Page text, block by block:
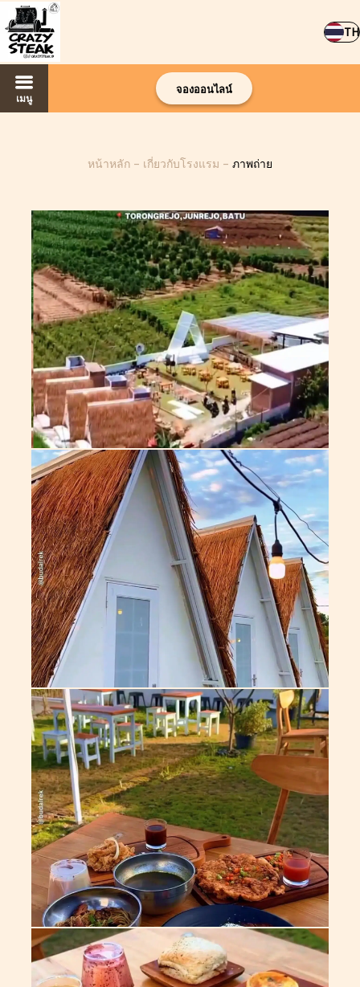
TH
เมนู
จองออนไลน์
หน้าหลัก – เกี่ยวกับโรงแรม – ภาพถ่าย